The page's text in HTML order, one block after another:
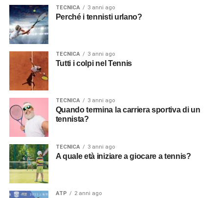
terze parti, per personalizzare contenuti ed annunci, per
fornire funzionalità dei social media e per analizzare il
nostro traffico, come meglio indicato nella
. Chiudendo questo banner tramite l’apposito comando
“X” continuerai la navigazione del sito in assenza di
cookie o altri strumenti di tracciamento diversi da quelli
tecnici.
TECNICA 3 anni ago
Perché i tennisti urlano?
TECNICA 3 anni ago
Tutti i colpi nel Tennis
TECNICA 3 anni ago
Quando termina la carriera sportiva di un
tennista?
TECNICA 3 anni ago
A quale età iniziare a giocare a tennis?
ATP 2 anni ago